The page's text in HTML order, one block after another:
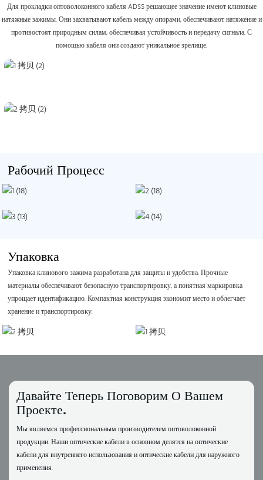
Для прокладки оптоволоконного кабеля ADSS решающее значение имеют клиновые
натяжные зажимы. Они захватывают кабель между опорами, обеспечивают натяжение и
противостоят природным силам, обеспечивая устойчивость и передачу сигнала. С
помощью кабеля они создают уникальное зрелище.
Рабочий Процесс
Упаковка
Упаковка клинового зажима разработана для защиты и удобства. Прочные
материалы обеспечивают безопасную транспортировку, а понятная маркировка
упрощает идентификацию. Компактная конструкция экономит место и облегчает
хранение и транспортировку.
Давайте Теперь Поговорим О Вашем
Проекте.
Мы являемся профессиональным производителем оптоволоконной
продукции. Наши оптические кабели в основном делятся на оптические
кабели для внутреннего использования и оптические кабели для наружного
применения.